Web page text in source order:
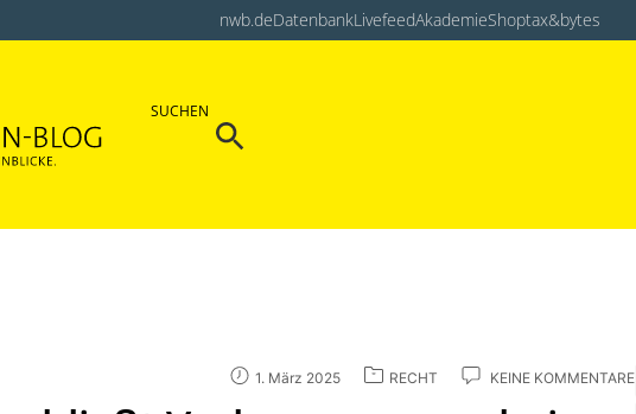
nwb.deDatenbankLivefeedAkademieShoptax&bytes
SUCHEN
Search
1. März 2025 RECHT KEINE KOMMENTARE